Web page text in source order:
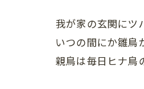
我が家の玄関にツ
いつの間にか雛鳥
親鳥は毎日ヒナ